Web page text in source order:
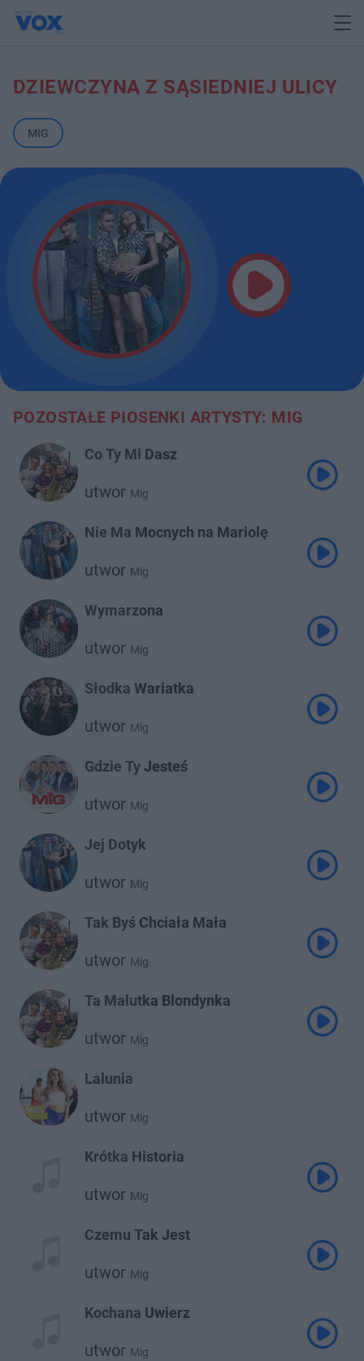
DZIEWCZYNA Z SĄSIEDNIEJ ULICY
MIG
POZOSTAŁE PIOSENKI ARTYSTY: MIG
Co Ty Mi Dasz
utwor Mig
Nie Ma Mocnych na Mariolę
utwor Mig
Wymarzona
utwor Mig
Słodka Wariatka
utwor Mig
Gdzie Ty Jesteś
utwor Mig
Jej Dotyk
utwor Mig
Tak Byś Chciała Mała
utwor Mig
Ta Malutka Blondynka
utwor Mig
Lalunia
utwor Mig
Krótka Historia
utwor Mig
Czemu Tak Jest
utwor Mig
Kochana Uwierz
utwor Mig